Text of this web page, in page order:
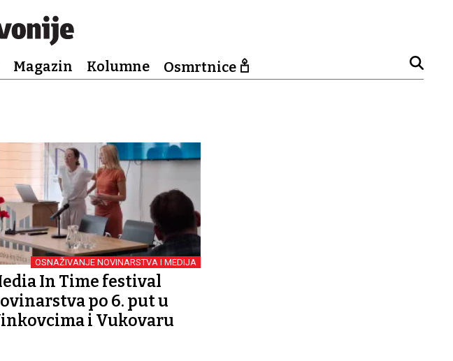
Magazin Kolumne Osmrtnice
OSNAŽIVANJE NOVINARSTVA I MEDIJA
In Time festival
po 6. put u
i Vukovaru